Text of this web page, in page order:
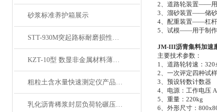
砂浆标准养护箱展示
STT-930M突起路标耐磨损性能试验仪产品展示
KZT-10型 数显非金属材料薄板抗折试验机产品展示
粗粒土含水量快速测定仪产品展示
乳化沥青稀浆封层负荷轮碾压试验仪产品展示
2、道路轮装置——
3、溜砂装置——储砂
4、配重装置——杠杆
5、试模——用于制
JM-III沥青集料加速
主要技术参数：
1、道路轮转速：
2、一次评定四种试样
3、预设转数计数器
4、电源：工作电压
5、重量：220kg
6、外形尺寸：